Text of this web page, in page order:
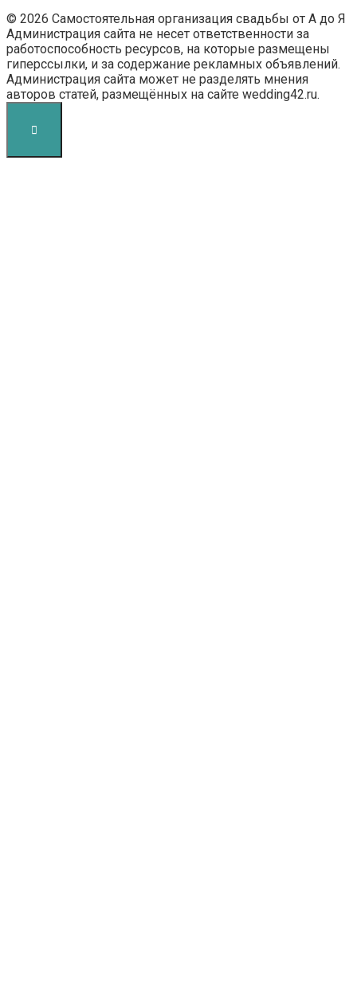
© 2026 Самостоятельная организация свадьбы от А до Я
Администрация сайта не несет ответственности за
работоспособность ресурсов, на которые размещены
гиперссылки, и за содержание рекламных объявлений.
Администрация сайта может не разделять мнения
авторов статей, размещённых на сайте wedding42.ru.